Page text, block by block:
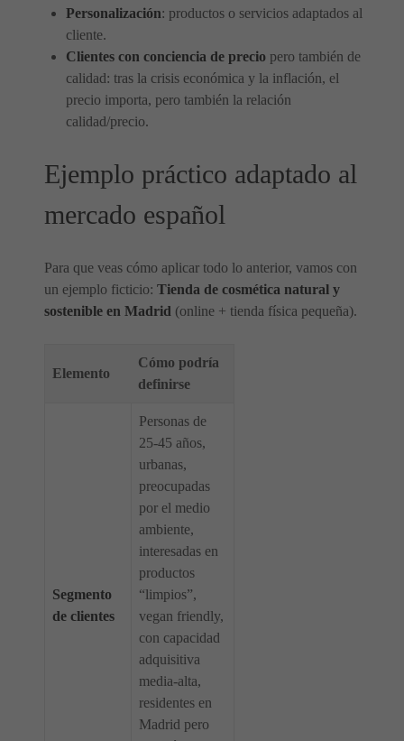
Personalización: productos o servicios adaptados al
cliente.
Clientes con conciencia de precio pero también de
calidad: tras la crisis económica y la inflación, el
precio importa, pero también la relación
calidad/precio.
Ejemplo práctico adaptado al
mercado español
Para que veas cómo aplicar todo lo anterior, vamos con
un ejemplo ficticio: Tienda de cosmética natural y
sostenible en Madrid (online + tienda física pequeña).
Elemento
Cómo podría
definirse
Segmento
de clientes
Personas de
25-45 años,
urbanas,
preocupadas
por el medio
ambiente,
interesadas en
productos
“limpios”,
vegan friendly,
con capacidad
adquisitiva
media-alta,
residentes en
Madrid pero